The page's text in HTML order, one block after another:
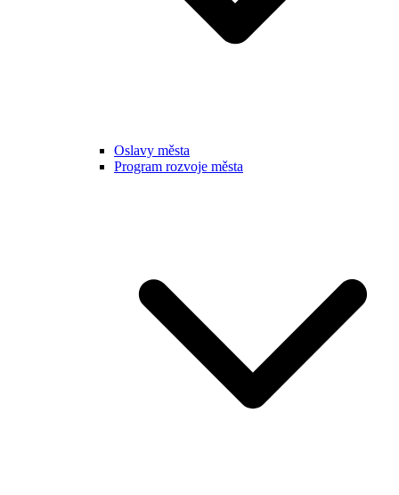
Oslavy města
Program rozvoje města